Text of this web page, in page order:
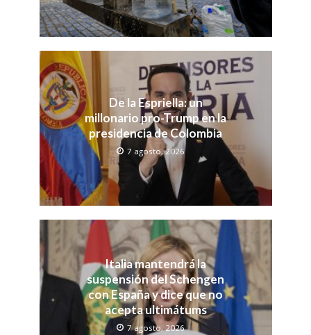
De la Espriella: un
millonario pro-Trump en la
presidencia de Colombia
7 agosto, 2026
Italia mantendrá la
suspensión del Schengen
con España y dice que no
acepta ultimátums
7 agosto, 2026